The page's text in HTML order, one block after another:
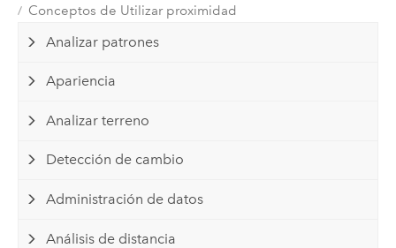
Conceptos de Utilizar proximidad
Analizar patrones
Apariencia
Analizar terreno
Detección de cambio
Administración de datos
Análisis de distancia